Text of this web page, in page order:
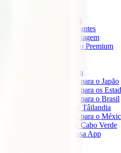
IATI Escapadinhas
IATI Grandes Viajantes
IATI Anual Multiviagem
IATI Cancelamento Premium
Seguros de Viagem
Seguro de viagem para o Japão
Seguro de viagem para os
Seguro de viagem para o Brasil
Seguro de Viagem Tâilandia
Seguro de viagem para o
Seguro de viagem Cabo Verde
Descarregue a nossa App